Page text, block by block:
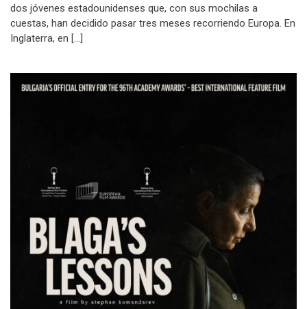
dos jóvenes estadounidenses que, con sus mochilas a
cuestas, han decidido pasar tres meses recorriendo Europa. En
Inglaterra, en […]